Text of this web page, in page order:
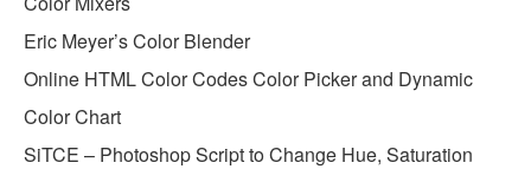
Eric Meyer’s Color Blender
Online HTML Color Codes Color Picker and Dynamic
Color Chart
SiTCE – Photoshop Script to Change Hue, Saturation